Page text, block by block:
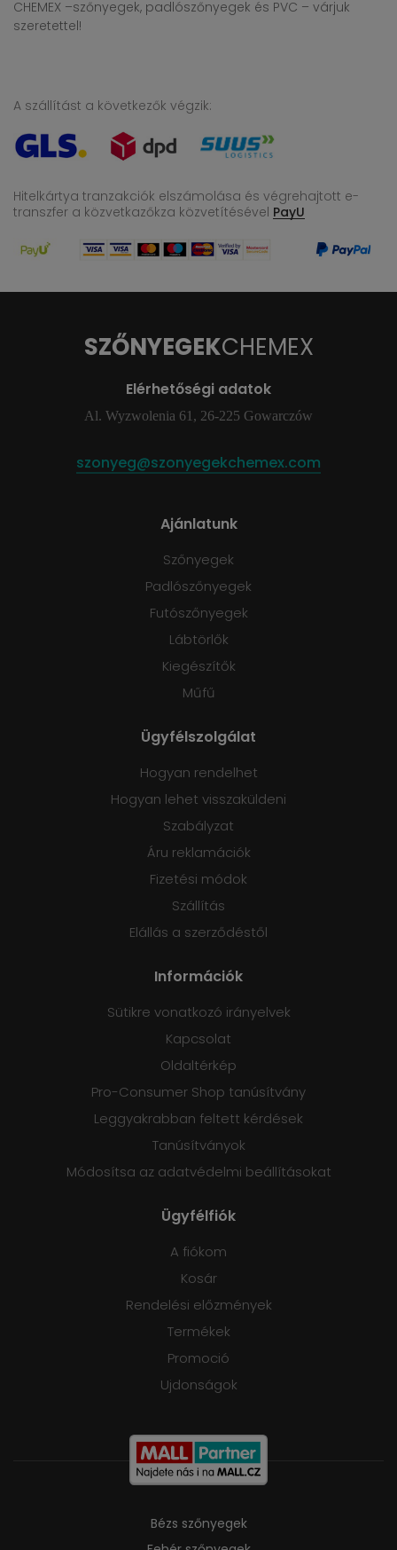
CHEMEX –szőnyegek, padlószőnyegek és PVC – várjuk
szeretettel!
A szállítást a következők végzik:
Hitelkártya tranzakciók elszámolása és végrehajtott e-
transzfer a közvetkazőkza közvetítésével PayU
SZŐNYEGEKCHEMEX
Elérhetőségi adatok
Al. Wyzwolenia 61, 26-225 Gowarczów
szonyeg@szonyegekchemex.com
Ajánlatunk
Szőnyegek
Padlószőnyegek
Futószőnyegek
Lábtörlők
Kiegészítők
Műfű
Ügyfélszolgálat
Hogyan rendelhet
Hogyan lehet visszaküldeni
Szabályzat
Áru reklamációk
Fizetési módok
Szállítás
Elállás a szerződéstől
Információk
Sütikre vonatkozó irányelvek
Kapcsolat
Oldaltérkép
Pro-Consumer Shop tanúsítvány
Leggyakrabban feltett kérdések
Tanúsítványok
Módosítsa az adatvédelmi beállításokat
Ügyfélfiók
A fiókom
Kosár
Rendelési előzmények
Termékek
Promoció
Ujdonságok
Bézs szőnyegek